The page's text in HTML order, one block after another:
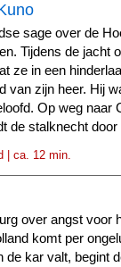
sage over de
Tijdens de jacht
ze in een
van zijn heer. Hij
Op weg naar
de stalknecht
| ca. 12 min.
over angst voor
komt per
de kar valt, begint